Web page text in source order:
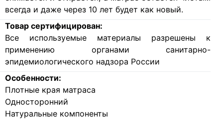
всегда и даже через 10 лет будет как новый.
Товар сертифицирован:
Все используемые материалы разрешены к
применению органами санитарно-
эпидемиологического надзора России
Особенности:
Плотные края матраса
Односторонний
Натуральные компоненты